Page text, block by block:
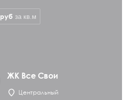
ЖК Все Свои
Центральный
руб за кв.м